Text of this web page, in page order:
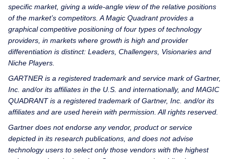
specific market, giving a wide-angle view of the relative positions
of the market’s competitors. A Magic Quadrant provides a
graphical competitive positioning of four types of technology
providers, in markets where growth is high and provider
differentiation is distinct: Leaders, Challengers, Visionaries and
Niche Players.
GARTNER is a registered trademark and service mark of Gartner,
Inc. and/or its affiliates in the U.S. and internationally, and MAGIC
QUADRANT is a registered trademark of Gartner, Inc. and/or its
affiliates and are used herein with permission. All rights reserved.
Gartner does not endorse any vendor, product or service
depicted in its research publications, and does not advise
technology users to select only those vendors with the highest